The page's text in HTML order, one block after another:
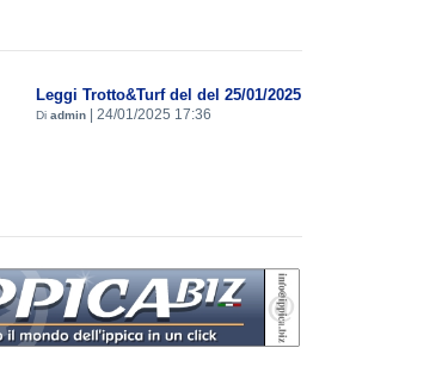
Leggi Trotto&Turf del del 25/01/2025
Di admin| 24/01/2025 17:36